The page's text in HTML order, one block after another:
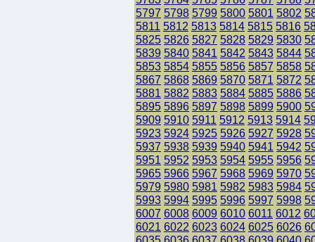
5797 5798 5799 5800 5801 5802
5811 5812 5813 5814 5815 5816
5825 5826 5827 5828 5829 5830
5839 5840 5841 5842 5843 5844
5853 5854 5855 5856 5857 5858
5867 5868 5869 5870 5871 5872
5881 5882 5883 5884 5885 5886
5895 5896 5897 5898 5899 5900
5909 5910 5911 5912 5913 5914
5923 5924 5925 5926 5927 5928
5937 5938 5939 5940 5941 5942
5951 5952 5953 5954 5955 5956
5965 5966 5967 5968 5969 5970
5979 5980 5981 5982 5983 5984
5993 5994 5995 5996 5997 5998
6007 6008 6009 6010 6011 6012
6021 6022 6023 6024 6025 6026